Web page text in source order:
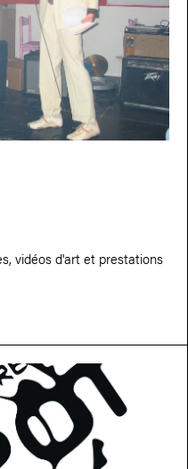
vidéos d'art et prestations